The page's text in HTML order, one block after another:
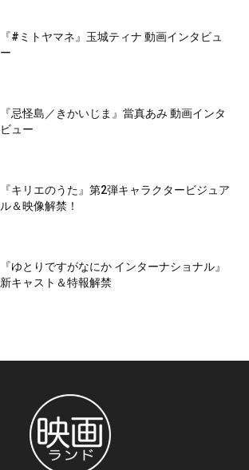
『#ミトヤマネ』玉城ティナ 動画インタビュ
ー
『忌怪島／きかいじま』當真あみ 動画インタ
ビュー
『キリエのうた』第2弾キャラクタービジュア
ル＆映像解禁！
『ゆとりですがなにか インターナショナル』
新キャスト＆特報解禁